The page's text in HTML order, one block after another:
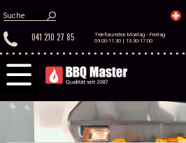
041 210 27 85
Telefonzeiten Montag - Freitag
09.00-11.30 | 13.30-17.00